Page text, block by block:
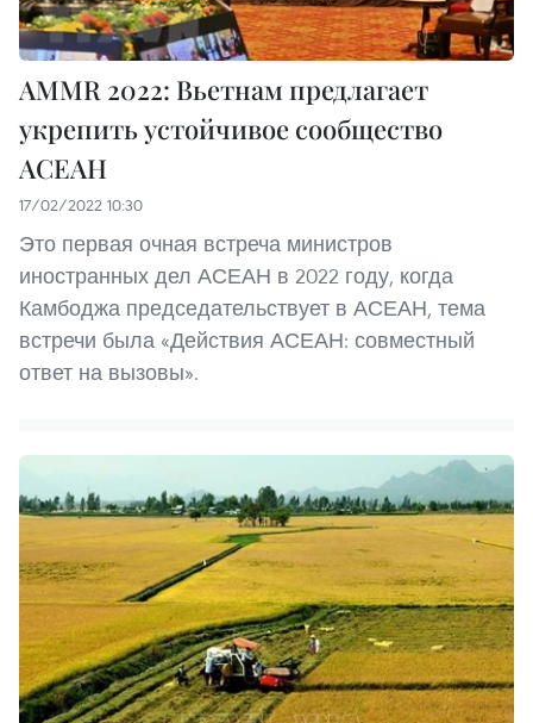
AMMR 2022: Вьетнам предлагает
укрепить устойчивое сообщество
АСЕАН
17/02/2022 10:30
Это первая очная встреча министров
иностранных дел АСЕАН в 2022 году, когда
Камбоджа председательствует в АСЕАН, тема
встречи была «Действия АСЕАН: совместный
ответ на вызовы».